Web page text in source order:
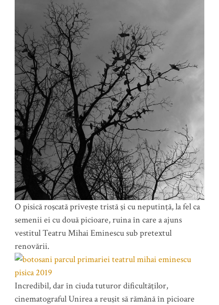
O pisică roşcată priveşte tristă şi cu neputinţă, la fel ca
semenii ei cu două picioare, ruina în care a ajuns
vestitul Teatru Mihai Eminescu sub pretextul
renovării.
Incredibil, dar în ciuda tuturor dificultăţilor,
cinematograful Unirea a reuşit să rămână în picioare